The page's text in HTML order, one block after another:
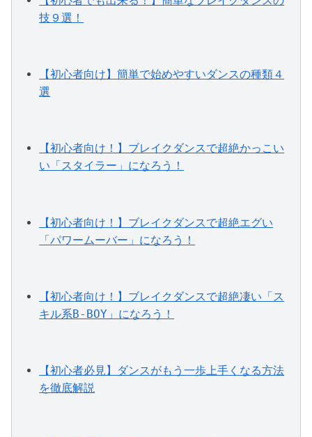
技９選！
【初心者向け】簡単で始めやすいダンスの種類４
選
【初心者向け！】ブレイクダンスで超絶かっこい
い「スタイラー」になろう！
【初心者向け！】ブレイクダンスで超絶エグい
「パワームーバー」になろう！
【初心者向け！】ブレイクダンスで超絶凄い「ス
キル系B-BOY」になろう！
【初心者必見】ダンスがもう一歩上手くなる方法
を徹底解説